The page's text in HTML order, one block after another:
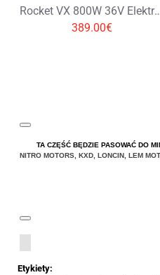
Rocket VX 800W 36V
389.00€
TA CZĘŚĆ BĘDZIE PASOWAĆ DO
NITRO MOTORS KXD LONCIN LEM
Etykiety: